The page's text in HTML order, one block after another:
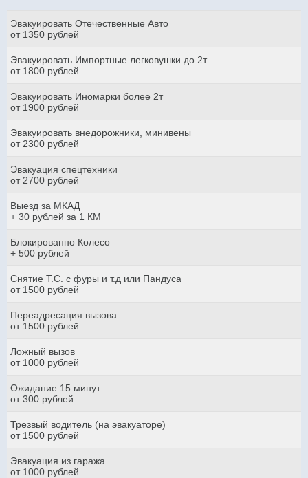
Эвакуировать Отечественные Авто
от 1350 рублей
Эвакуировать Импортные легковушки до 2т
от 1800 рублей
Эвакуировать Иномарки более 2т
от 1900 рублей
Эвакуировать внедорожники, минивены
от 2300 рублей
Эвакуация спецтехники
от 2700 рублей
Выезд за МКАД
+ 30 рублей за 1 КМ
Блокированно Колесо
+ 500 рублей
Снятие Т.С. с фуры и т.д или Пандуса
от 1500 рублей
Переадресация вызова
от 1500 рублей
Ложный вызов
от 1000 рублей
Ожидание 15 минут
от 300 рублей
Трезвый водитель (на эвакуаторе)
от 1500 рублей
Эвакуация из гаража
от 1000 рублей